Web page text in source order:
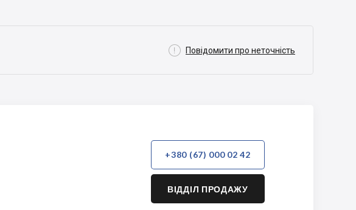
 Повідомити про неточність
+380 (67) 000 02 42
ВІДДІЛ ПРОДАЖУ